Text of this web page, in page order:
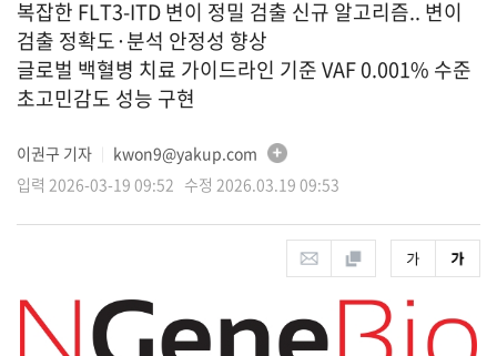
복잡한 FLT3-ITD 변이 정밀 검출 신규 알고리즘.. 변이
검출 정확도·분석 안정성 향상
글로벌 백혈병 치료 가이드라인 기준 VAF 0.001% 수준
초고민감도 성능 구현
이권구 기자
kwon9@yakup.com
입력 2026-03-19 09:52 수정 2026.03.19 09:53